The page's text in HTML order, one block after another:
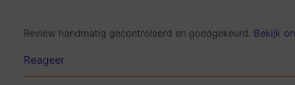
Review handmatig gecontroleerd en goedgekeurd. Bekijk
Reageer